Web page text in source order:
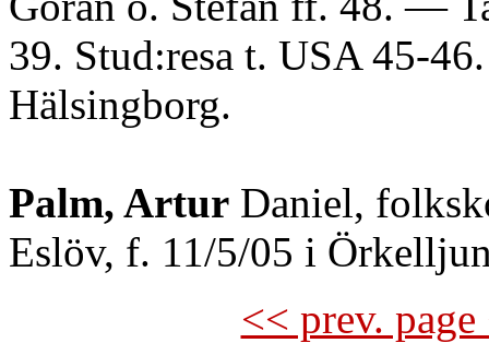
39. Stud:resa t. USA 45-
Hälsingborg.
Palm, Artur Daniel,
Eslöv, f. 11/5/05 i
<< prev.